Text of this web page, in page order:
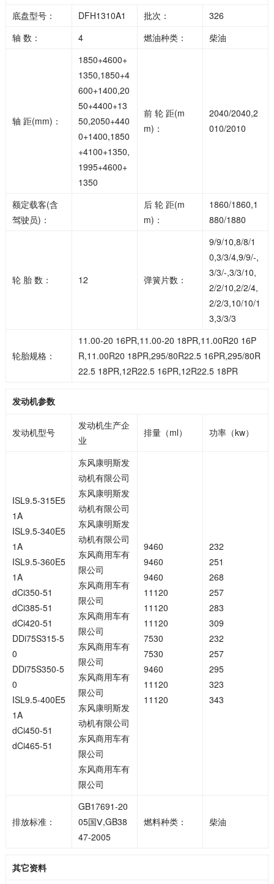
底盘型号：
DFH1310A1 批次：
326
轴 数：
4 燃油种类： 柴油
轴 距(mm)：
1850+4600+
1350,1850+4
600+1400,20
50+4400+13
50,2050+440
0+1400,1850
+4100+1350,
1995+4600+
1350
前 轮 距(m
m)：
2040/2040,2
010/2010
额定载客(含
驾驶员)：
后 轮 距(m
m)：
1860/1860,1
880/1880
轮 胎 数： 12 弹簧片数：
9/9/10,8/8/1
0,3/3/4,9/9/-,
3/3/-,3/3/10,
2/2/10,2/2/4,
2/2/3,10/10/1
3,3/3/3
轮胎规格：
11.00-20 16PR,11.00-20 18PR,11.00R20 16P
R,11.00R20 18PR,295/80R22.5 16PR,295/80R
22.5 18PR,12R22.5 16PR,12R22.5 18PR
发动机参数
发动机型号
发动机生产企
业
排量（ml） 功率（kw）
ISL9.5-315E5
1A
ISL9.5-340E5
1A
ISL9.5-360E5
1A
dCi350-51
dCi385-51
dCi420-51
DDi75S315-5
0
DDi75S350-5
0
ISL9.5-400E5
1A
dCi450-51
dCi465-51
东风康明斯发
动机有限公司
东风康明斯发
动机有限公司
东风康明斯发
动机有限公司
东风商用车有
限公司
东风商用车有
限公司
东风商用车有
限公司
东风商用车有
限公司
东风商用车有
限公司
东风康明斯发
动机有限公司
东风商用车有
限公司
东风商用车有
限公司
9460
9460
9460
11120
11120
11120
7530
7530
9460
11120
11120
232
251
268
257
283
309
232
257
295
323
343
排放标准：
GB17691-20
05国Ⅴ,GB38
47-2005
燃料种类： 柴油
其它资料